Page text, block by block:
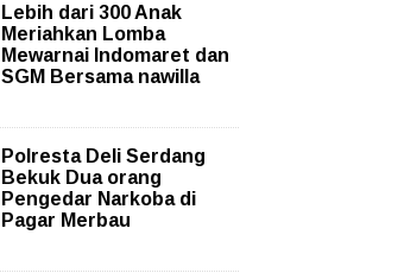
Lebih dari 300 Anak
Meriahkan Lomba
Mewarnai Indomaret dan
SGM Bersama nawilla
Polresta Deli Serdang
Bekuk Dua orang
Pengedar Narkoba di
Pagar Merbau